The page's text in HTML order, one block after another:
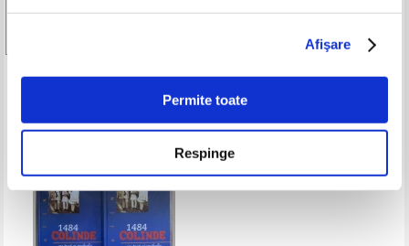
Afişare
Permite toate
Respinge
Produse din aceeasi categorie
-20%